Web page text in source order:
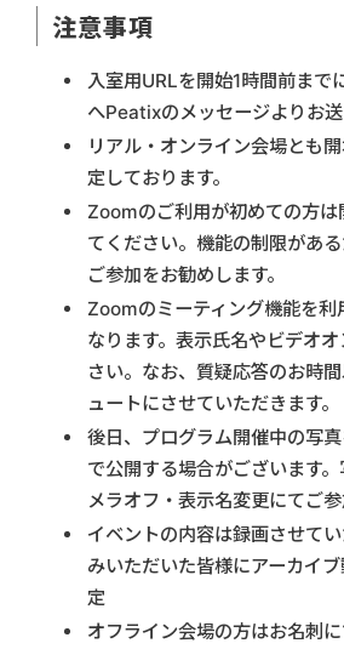
注意事項
入室用URLを開始1時間前まで
へPeatixのメッセージよりお送
リアル・オンライン会場とも
定しております。
Zoomのご利用が初めての方は
てください。機能の制限があ
ご参加をお勧めします。
Zoomのミーティング機能を利
なります。表示氏名やビデオ
さい。なお、質疑応答のお時
ュートにさせていただきます。
後日、プログラム開催中の写
で公開する場合がございます
メラオフ・表示名変更にてご参
イベントの内容は録画させて
みいただいた皆様にアーカイ
定
オフライン会場の方はお名刺